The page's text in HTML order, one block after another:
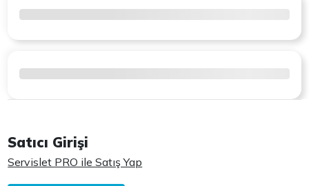
Satıcı Girişi
Servislet PRO ile Satış Yap